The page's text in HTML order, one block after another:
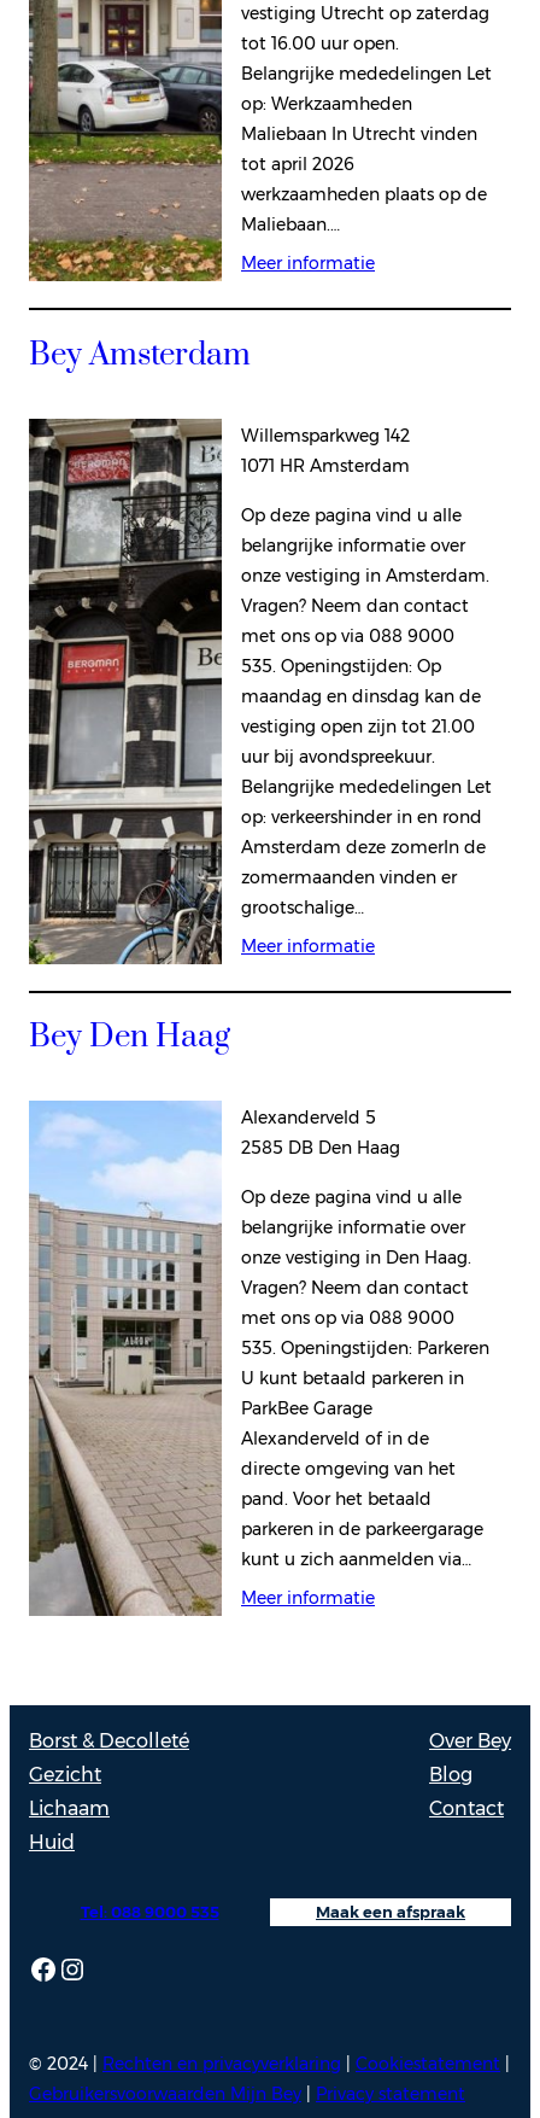
vestiging Utrecht op zaterdag
tot 16.00 uur open.
Belangrijke mededelingen Let
op: Werkzaamheden
Maliebaan In Utrecht vinden
tot april 2026
werkzaamheden plaats op de
Maliebaan.…
Meer informatie
Bey Amsterdam
Willemsparkweg 142
1071 HR Amsterdam
Op deze pagina vind u alle
belangrijke informatie over
onze vestiging in Amsterdam.
Vragen? Neem dan contact
met ons op via 088 9000
535. Openingstijden: Op
maandag en dinsdag kan de
vestiging open zijn tot 21.00
uur bij avondspreekuur.
Belangrijke mededelingen Let
op: verkeershinder in en rond
Amsterdam deze zomerIn de
zomermaanden vinden er
grootschalige…
Meer informatie
Bey Den Haag
Alexanderveld 5
2585 DB Den Haag
Op deze pagina vind u alle
belangrijke informatie over
onze vestiging in Den Haag.
Vragen? Neem dan contact
met ons op via 088 9000
535. Openingstijden: Parkeren
U kunt betaald parkeren in
ParkBee Garage
Alexanderveld of in de
directe omgeving van het
pand. Voor het betaald
parkeren in de parkeergarage
kunt u zich aanmelden via…
Meer informatie
Borst & Decolleté
Gezicht
Lichaam
Huid
Over Bey
Blog
Contact
Facebook
Instagram
Maak een afspraak
Tel: 088 9000 535
© 2024 | Rechten en privacyverklaring Cookiestatement
Gebruikersvoorwaarden Mijn Bey
Privacy statement